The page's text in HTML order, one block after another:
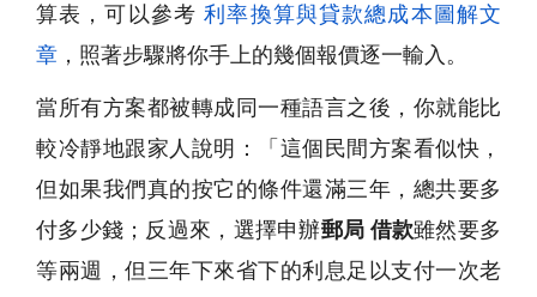
算表，可以參考 利率換算與貸款總成本圖解文
章 ，照著步驟將你手上的幾個報價逐一輸入。
當所有方案都被轉成同一種語言之後，你就能比
較冷靜地跟家人說明：「這個民間方案看似快，
但如果我們真的按它的條件還滿三年，總共要多
付多少錢；反過來，選擇申辦郵局 借款雖然要多
等兩週，但三年下來省下的利息足以支付一次老